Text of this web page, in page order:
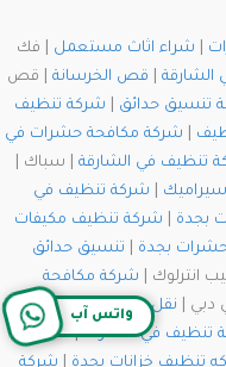
شراء اثاث مستعمل | فك
قص الخرسانة | قص
تنسيق حدائق
شركة تنظيف
شركة مكافحة حشرات في
تنظيف في الشارقة | سباك |
شركة تنظيف في
بجدة
شركة تنظيف مكيفات
بجدة
تنسيق حدائق
انترلوك | شركة مكافحة
دبي | نقل عفش الكويت| شركة
تنظيف في الشارقة|معلم
تنظيف خزانات بجدة شركة
واتس آب